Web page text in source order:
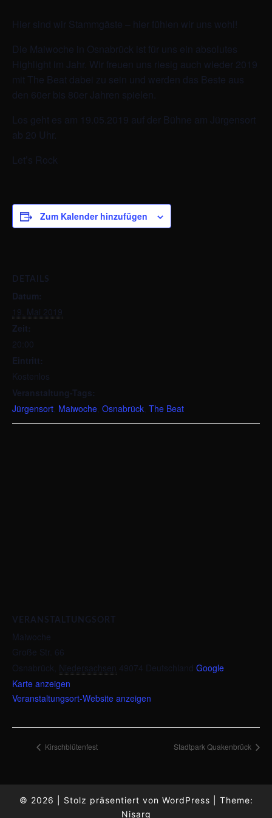
Hier sind wir Stammgäste – hier fühlen wir uns wohl!
Die Maiwoche in Osnabrück ist für uns ein absolutes
Highlight im Jahr. Wir freuen uns riesig auch wieder 2019
mit The Beat dabei zu sein und werden das Beste aus
den 60er bis 80er Jahren spielen.
Los geht es am 19.05.2019 auf der Bühne am Jürgensort
ab 20 Uhr.
Let’s Rock
Zum Kalender hinzufügen
DETAILS
Datum:
19. Mai 2019
Zeit:
20:00
Eintritt:
Kostenlos
Veranstaltung-Tags:
Jürgensort Maiwoche Osnabrück The Beat
VERANSTALTUNGSORT
Maiwoche
Große Str. 66
Osnabrück Niedersachsen 49074 Deutschland Google
Karte anzeigen
Veranstaltungsort-Website anzeigen
Kirschblütenfest Stadtpark Quakenbrück
© 2026 Stolz präsentiert von WordPress
Theme:
Nisarg